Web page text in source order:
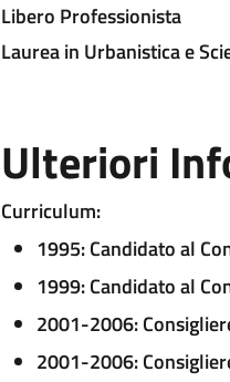
Libero Professionista
Laurea in Urbanistica e
Ulteriori
Curriculum:
1995: Candidato al
1999: Candidato al
2001-2006:
2001-2006: